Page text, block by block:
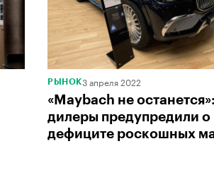
РЫНОК3 апреля 2022
«Maybach не останется»:
дилеры предупредили о
дефиците роскошных